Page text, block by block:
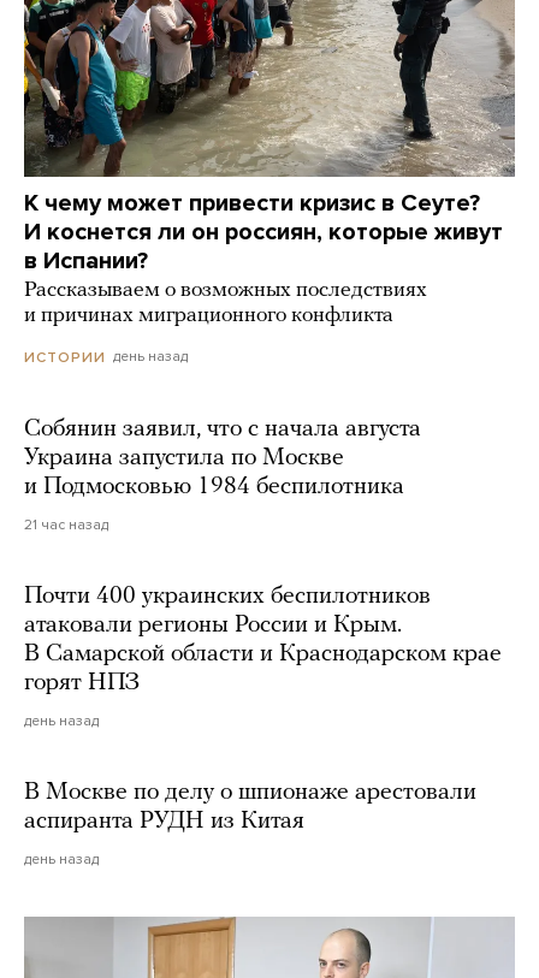
К чему может привести кризис в Сеуте?
И коснется ли он россиян, которые живут
в Испании?
Рассказываем о возможных последствиях
и причинах миграционного конфликта
ИСТОРИИ день назад
Собянин заявил, что с начала августа
Украина запустила по Москве
и Подмосковью 1984 беспилотника
21 час назад
Почти 400 украинских беспилотников
атаковали регионы России и Крым.
В Самарской области и Краснодарском крае
горят НПЗ
день назад
В Москве по делу о шпионаже арестовали
аспиранта РУДН из Китая
день назад